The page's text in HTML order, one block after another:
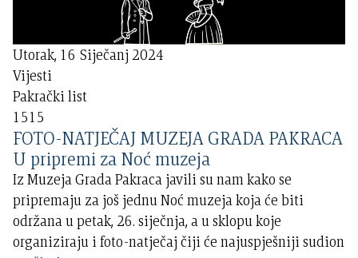
Utorak, 16 Siječanj 2024
Vijesti
Pakrački list
1515
FOTO-NATJEČAJ MUZEJA GRADA PAKRACA
U pripremi za Noć muzeja
Iz Muzeja Grada Pakraca javili su nam kako se
pripremaju za još jednu Noć muzeja koja će biti
održana u petak, 26. siječnja, a u sklopu koje
organiziraju i foto-natječaj čiji će najuspješniji sudion